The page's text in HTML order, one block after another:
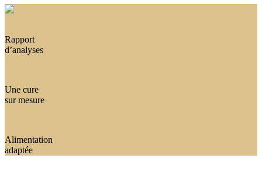
Rapport
d’analyses
Une cure
sur mesure
Alimentation
adaptée